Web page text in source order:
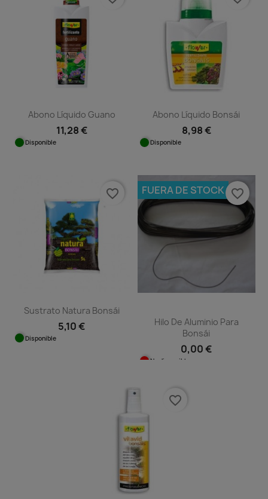
Abono Líquido Guano
11,28 €
Disponible
Abono Líquido Bonsái
8,98 €
Disponible
Sustrato Natura Bonsái
5,10 €
Disponible
favorite_border
Hilo De Aluminio Para
Bonsái
0,00 €
No disponible
FUERA DE STOCK favorite_border
favorite_border